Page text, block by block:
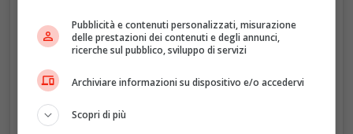
Pubblicità e contenuti personalizzati, misurazione
delle prestazioni dei contenuti e degli annunci,
ricerche sul pubblico, sviluppo di servizi
Archiviare informazioni su dispositivo e/o accedervi
Scopri di più